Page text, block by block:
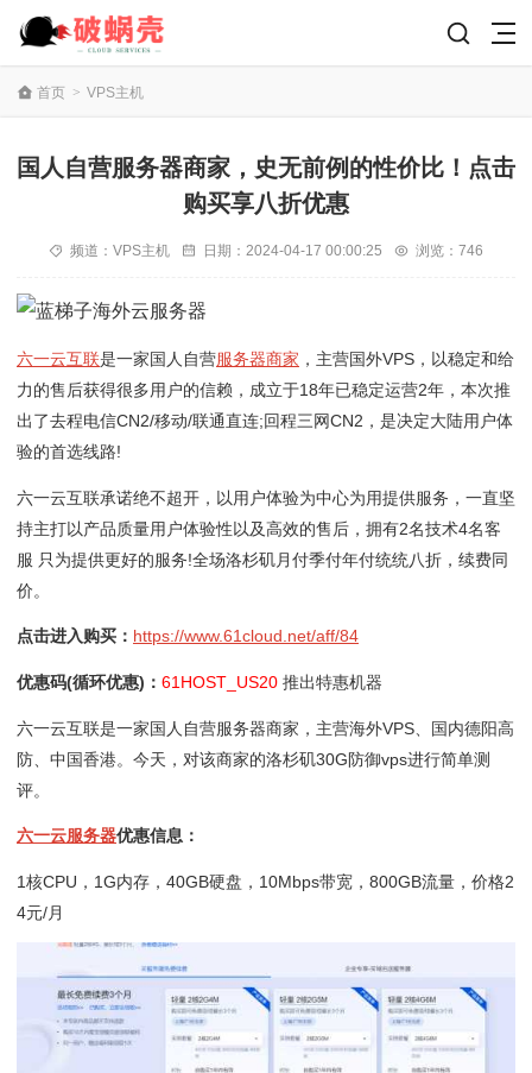
首页 > VPS主机
国人自营服务器商家，史无前例的性价比！点击
购买享八折优惠
频道： VPS主机 日期： 2024-04-17 00:00:25 浏览：746
六一云互联是一家国人自营服务器商家 ，主营国外VPS，以稳定和给
力的售后获得很多用户的信赖，成立于18年已稳定运营2年，本次推
出了去程电信CN2/移动/联通直连;回程三网CN2，是决定大陆用户体
验的首选线路!
六一云互联承诺绝不超开，以用户体验为中心为用提供服务，一直坚
持主打以产品质量用户体验性以及高效的售后，拥有2名技术4名客
服 只为提供更好的服务!全场洛杉矶月付季付年付统统八折，续费同
价。
点击进入购买： https://www.61cloud.net/aff/84
优惠码(循环优惠)： 61HOST_US20 推出特惠机器
六一云互联是一家国人自营服务器商家，主营海外VPS、国内德阳高
防、中国香港。今天，对该商家的洛杉矶30G防御vps进行简单测
评。
六一云服务器优惠信息：
1核CPU，1G内存，40GB硬盘，10Mbps带宽，800GB流量，价格2
4元/月